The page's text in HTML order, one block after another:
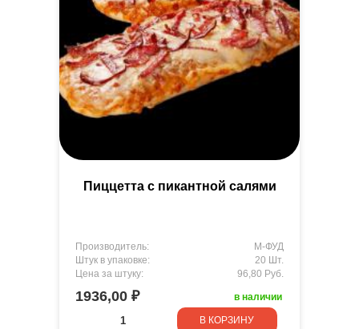
Пиццетта с пикантной салями
Производитель:
М-ФУД
Штук в упаковке:
20 Шт.
Цена за штуку:
96,80 Руб.
1936,00 ₽ в наличии
В КОРЗИНУ